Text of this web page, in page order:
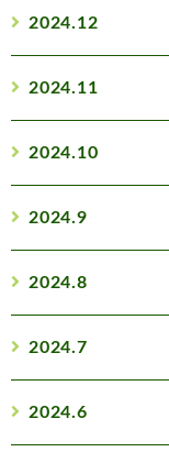
2024.12
2024.11
2024.10
2024.9
2024.8
2024.7
2024.6